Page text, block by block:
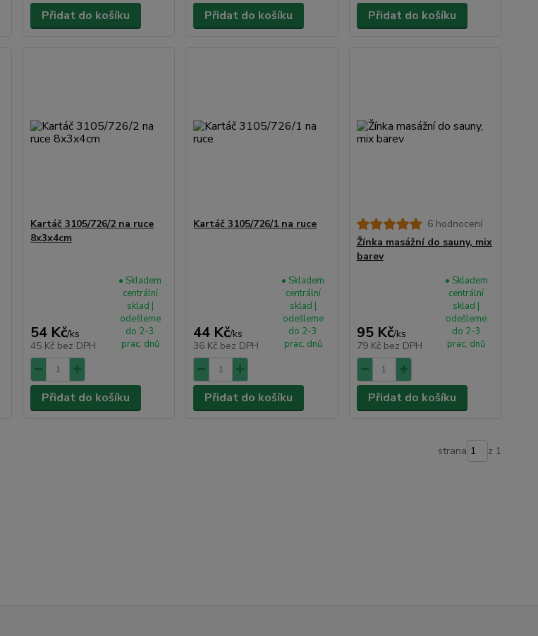
Přidat do košíku Přidat do košíku Přidat do košíku
Kartáč 3105/726/2 na ruce
8x3x4cm
54 Kč/ks
45 Kč bez DPH
• Skladem
centrální
sklad |
odešleme
do 2-3
prac. dnů
Přidat do košíku
Kartáč 3105/726/1 na ruce
44 Kč/ks
36 Kč bez DPH
• Skladem
centrální
sklad |
odešleme
do 2-3
prac. dnů
Přidat do košíku
6 hodnocení
Žínka masážní do sauny, mix
barev
95 Kč/ks
79 Kč bez DPH
• Skladem
centrální
sklad |
odešleme
do 2-3
prac. dnů
Přidat do košíku
strana z 1